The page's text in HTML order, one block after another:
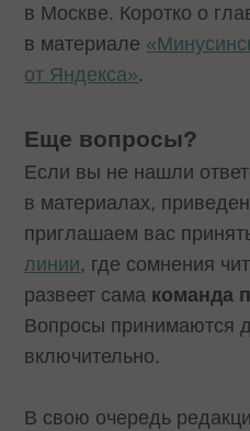
в Москве. Коротко о
в материале
от Яндекса».
Еще вопросы?
Если вы не нашли
в материалах,
приглашаем вас
линии, где сомнения
развеет сама команда
Вопросы принимаются
включительно.
В свою очередь